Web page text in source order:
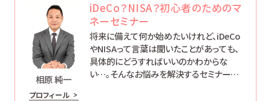
相原 純一
プロフィール
iDeCo？NISA？初心者のためのマ
ネーセミナー
将来に備えて何か始めたいけれど、iDeCo
やNISAって言葉は聞いたことがあっても、
具体的にどうすればいいのかわからな
い…。そんなお悩みを解決するセミナーで